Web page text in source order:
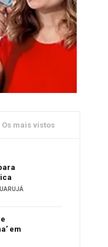
Os mais vistos
em